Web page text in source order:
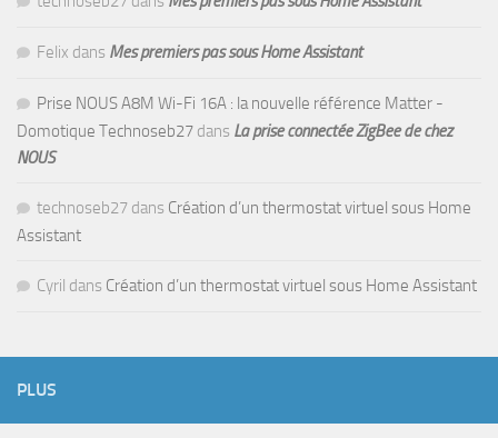
Felix dans Mes premiers pas sous Home Assistant
Prise NOUS A8M Wi-Fi 16A : la nouvelle référence Matter -
Domotique Technoseb27 dans La prise connectée ZigBee de chez
NOUS
technoseb27 dans Création d’un thermostat virtuel sous Home
Assistant
Cyril dans Création d’un thermostat virtuel sous Home Assistant
PLUS